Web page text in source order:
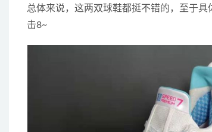
总体来说，这两双球鞋都挺不错的，至于
击8~